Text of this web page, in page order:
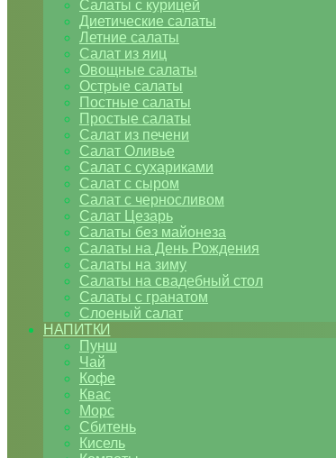
Салаты с курицей
Диетические салаты
Летние салаты
Салат из яиц
Овощные салаты
Острые салаты
Постные салаты
Простые салаты
Салат из печени
Салат Оливье
Салат с сухариками
Салат с сыром
Салат с черносливом
Салат Цезарь
Салаты без майонеза
Салаты на День Рождения
Салаты на зиму
Салаты на свадебный стол
Салаты с гранатом
Слоеный салат
НАПИТКИ
Пунш
Чай
Кофе
Квас
Морс
Сбитень
Кисель